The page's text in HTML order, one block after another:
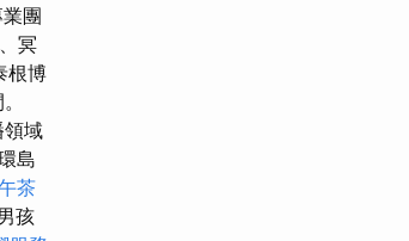
團
冥
根博
領域
島
茶
孩